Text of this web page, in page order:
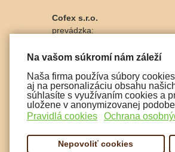
Na vašom súkromí nám záleží
Naša firma používa súbory
aj na personalizáciu obsahu
súhlasíte s využívaním cookies a
uložene v anonymizovanej
Pravidlá cookies
Ochrana
Nepovoliť cookies
Cofex s.r.o.
prevádzka:
IČO: 45486042
tel:
0915 072 722
0907 197 299